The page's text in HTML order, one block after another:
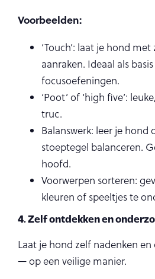
Voorbeelden:
‘Touch’: laat je hond
aanraken. Ideaal als
focusoefeningen.
‘Poot’ of ‘high five’:
truc.
Balanswerk: leer je
stoeptegel balanceren.
hoofd.
Voorwerpen sorteren:
kleuren of speeltjes te
4. Zelf ontdekken en
Laat je hond zelf nadenken
— op een veilige manier.